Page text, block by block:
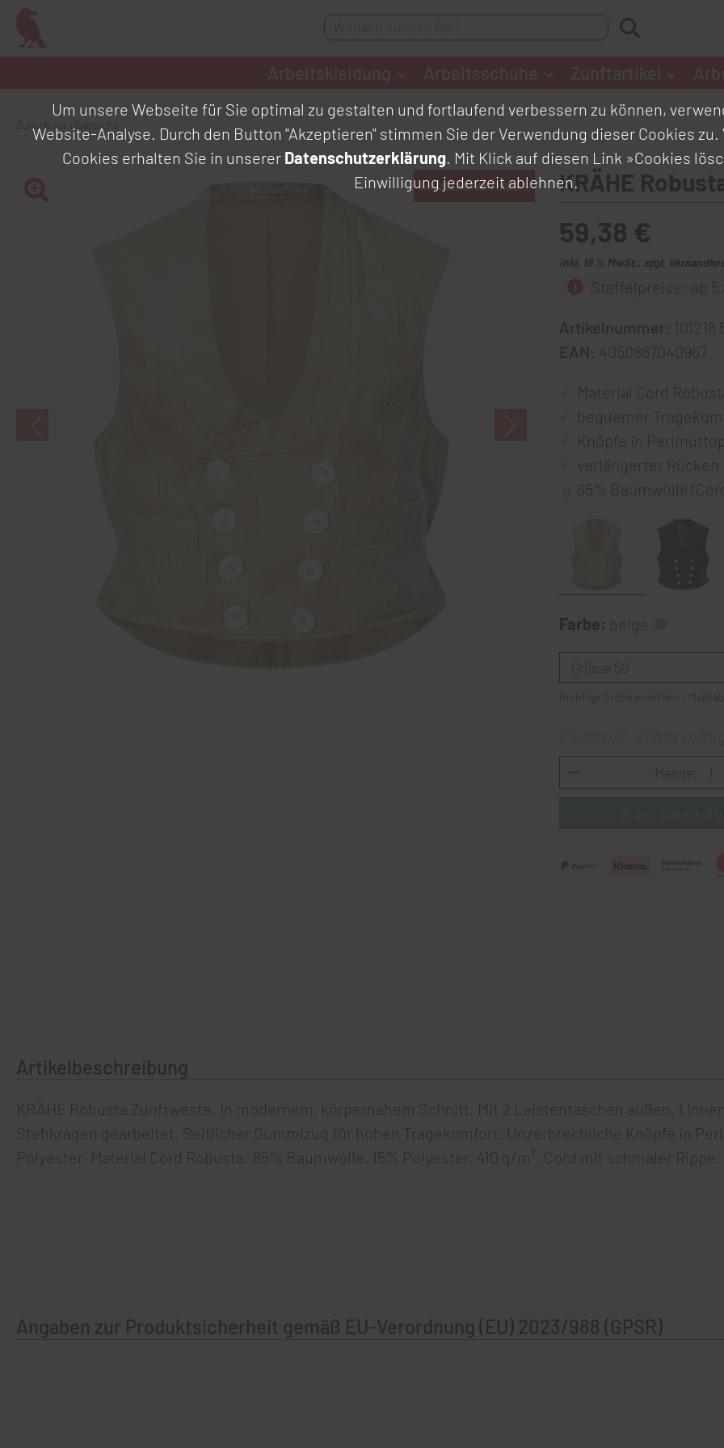
Zurück zur Übersicht
KRÄHE
59,38 €
inkl. 19 % MwSt., zzgl.
Staffelpreise: ab 5
Artikelnummer:
EAN: 4050867040967
Material Cord
bequemer
Knöpfe in
verlängerter Rücken
85% Baumwolle
Farbe: beige
Menge:
Artikelbeschreibung
KRÄHE Robusta Zunftweste. In modernem, körpernahem Schnitt. Mit 2 Leistentaschen außen, 1
Stehkragen gearbeitet. Seitlicher Gummizug für hohen Tragekomfort. Unzerbrechliche Knöpfe in
Polyester. Material Cord Robusta: 85% Baumwolle, 15% Polyester. 410 g/m². Cord mit schmaler Rippe.
Angaben zur Produktsicherheit gemäß EU-Verordnung (EU) 2023/988 (GPSR)
Um unsere Webseite für Sie optimal zu gestalten und fortlaufend verbessern zu können,
Website-Analyse. Durch den Button "Akzeptieren" stimmen Sie der Verwendung dieser Cookies
Cookies erhalten Sie in unserer Datenschutzerklärung. Mit Klick auf diesen Link »Cookies
Einwilligung jederzeit ablehnen.